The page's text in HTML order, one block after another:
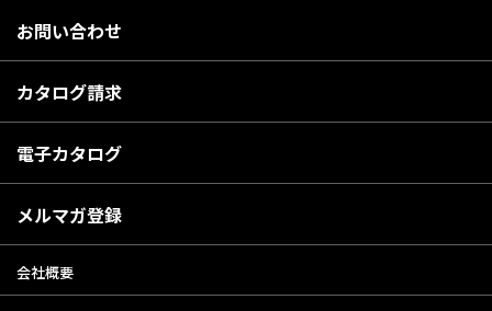
お問い合わせ
カタログ請求
電子カタログ
メルマガ登録
会社概要